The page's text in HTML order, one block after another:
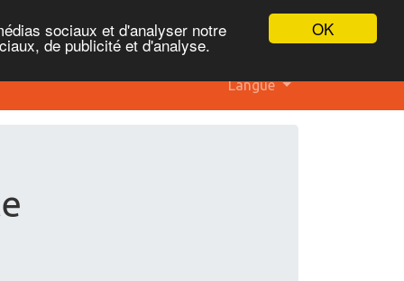
OK
sociaux et d'analyser notre
de publicité et d'analyse.
Langue